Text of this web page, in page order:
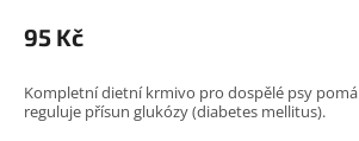
95 Kč
Kompletní dietní krmivo pro dospělé psy
reguluje přísun glukózy (diabetes mellitus).